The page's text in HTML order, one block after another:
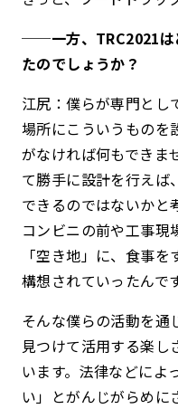
──一方、TRC2021は
たのでしょうか？
江尻：僕らが専門とし
場所にこういうものを
がなければ何もできま
て勝手に設計を行えば
できるのではないかと
コンビニの前や工事現
「空き地」に、 食事を
構想されていったんです
そんな僕らの活動を通
見つけて活用する楽し
います。法律などによ
い」とがんじがらめに